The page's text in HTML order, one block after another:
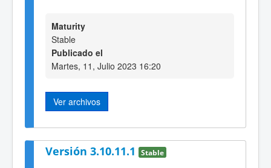
Maturity
Stable
Publicado el
Martes, 11, Julio 2023 16:20
Ver archivos
Versión 3.10.11.1 Stable